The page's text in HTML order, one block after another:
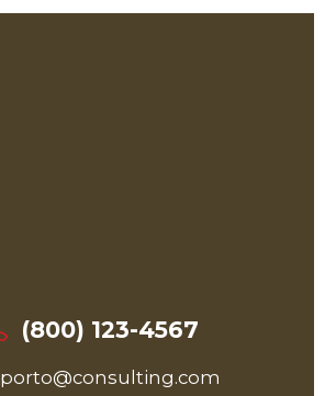
(800) 123-4567
porto@consulting.com